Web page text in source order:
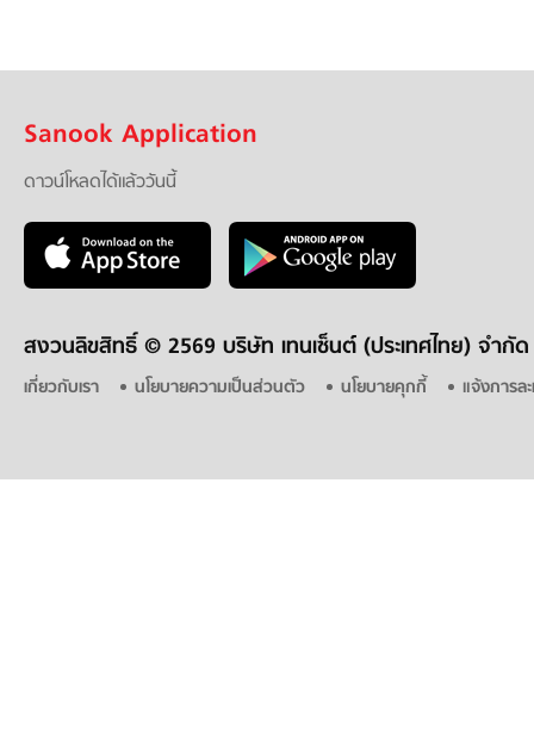
Sanook Application
ดาวน์โหลดได้แล้ววันนี้
สงวนลิขสิทธิ์ © 2569 บริษัท เทนเซ็นต์ (ประเทศไทย) จำกัด
เกี่ยวกับเรา นโยบายความเป็นส่วนตัว นโยบายคุกกี้ แจ้งการล